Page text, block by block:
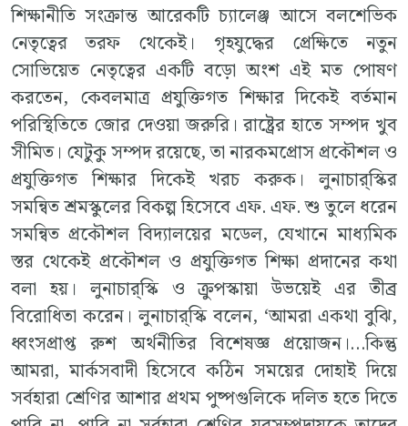
শিক্ষানীতি সংক্রান্ত আরেকটি চ্যালেঞ্জ আসে বলশেভিক
নেতৃত্বের তরফ থেকেই। গৃহযুদ্ধের প্রেক্ষিতে নতুন
সোভিয়েত নেতৃত্বের একটি বড়ো অংশ এই মত পোষণ
করতেন, কেবলমাত্র প্রযুক্তিগত শিক্ষার দিকেই বর্তমান
পরিস্থিতিতে জোর দেওয়া জরুরি। রাষ্ট্রের হাতে সম্পদ খুব
সীমিত। যেটুকু সম্পদ রয়েছে, তা নারকমপ্রোস প্রকৌশল ও
প্রযুক্তিগত শিক্ষার দিকেই খরচ করুক। লুনাচার্‌স্কির
সমন্বিত শ্রমস্কুলের বিকল্প হিসেবে এফ. এফ. শু তুলে ধরেন
সমন্বিত প্রকৌশল বিদ্যালয়ের মডেল, যেখানে মাধ্যমিক
স্তর থেকেই প্রকৌশল ও প্রযুক্তিগত শিক্ষা প্রদানের কথা
বলা হয়। লুনাচার্‌স্কি ও ক্রুপস্কায়া উভয়েই এর তীব্র
বিরোধিতা করেন। লুনাচার্‌স্কি বলেন, ‘আমরা একথা বুঝি,
ধ্বংসপ্রাপ্ত রুশ অর্থনীতির বিশেষজ্ঞ প্রয়োজন।…কিন্তু
আমরা, মার্কসবাদী হিসেবে কঠিন সময়ের দোহাই দিয়ে
সর্বহারা শ্রেণির আশার প্রথম পুষ্পগুলিকে দলিত হতে দিতে